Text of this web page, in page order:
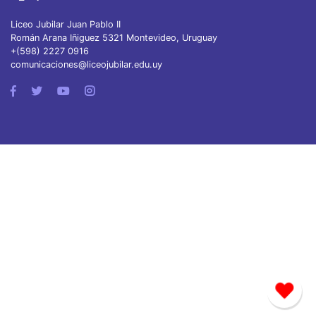
Liceo Jubilar Juan Pablo II
Román Arana Iñiguez 5321 Montevideo, Uruguay
+(598) 2227 0916
comunicaciones@liceojubilar.edu.uy